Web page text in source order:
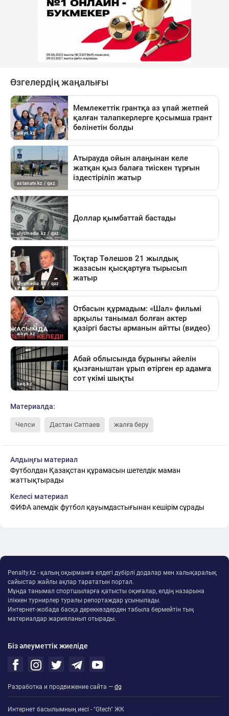
Материалда:
Челси Дастан Сәтпаев жалға беру
Алдыңғы материал
Футболдан Қазақстан құрамасын шетелдік маман
жаттықтырады
Келесі материал
ФИФА әлемдік футбол қауымдастығынан кешірім сұрады
Penalty.kz - қалың оқырманға елдегі дүбірлі додалар мен халықаралық
сайыстар жайлы ақпар тарататын портал.
Мұнда танымал спортшыларға қатысты оқиғалар, елдің назарына
іліккен турнирлер туралы репортаждар ұсынылады.
Интернет-жобада басқа дереккөздерден табыла бермейтін тың
материалдар жарияланып отырады.
Біз әлеуметтік жиеліде
Разработка и продвижение сайта — dg
Интернет басылымның иесі - "Gtech" ЖК